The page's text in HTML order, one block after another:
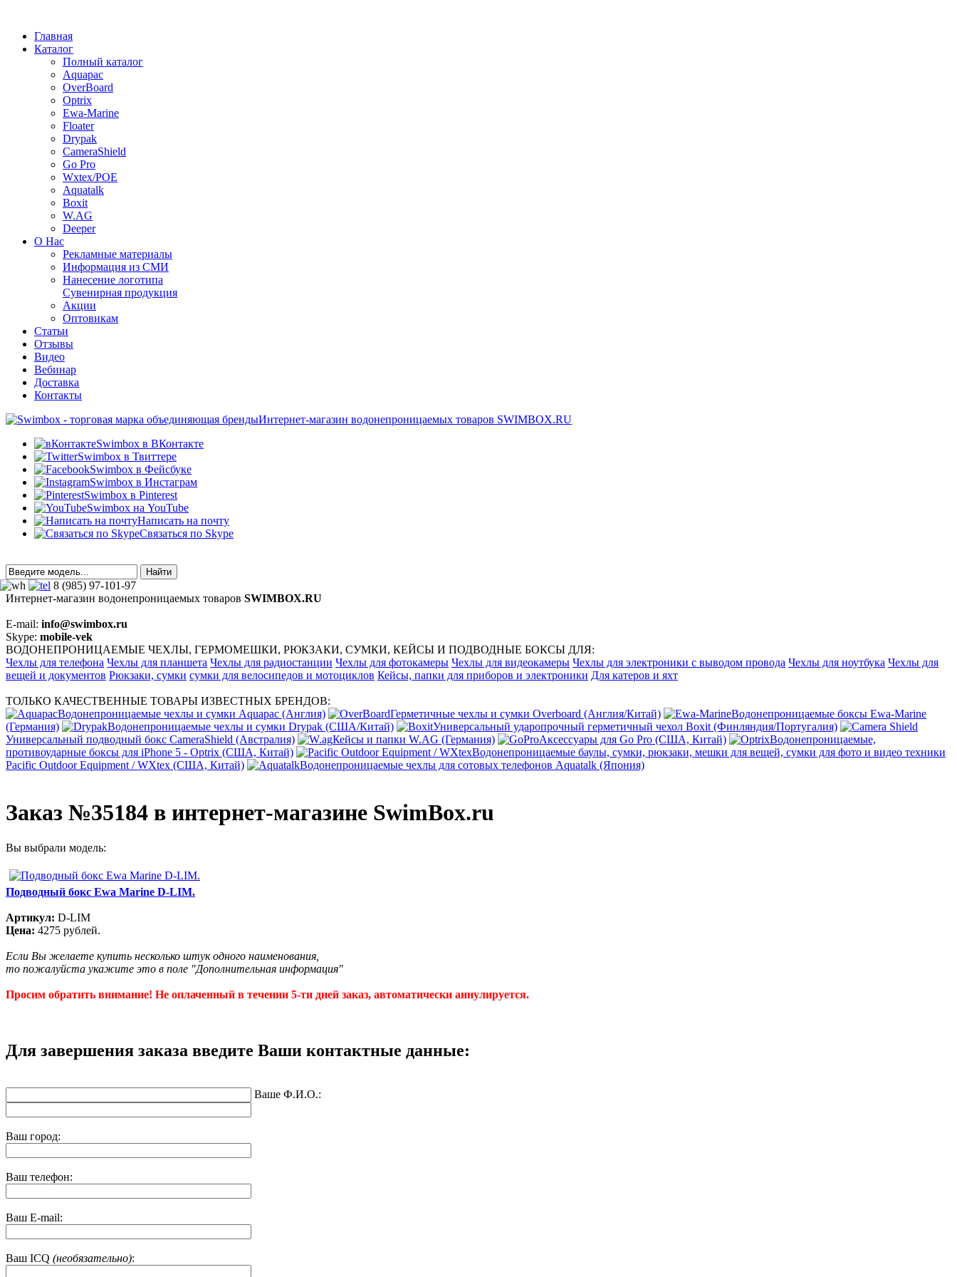
Главная
Каталог
Полный каталог
Aquapac
OverBoard
Optrix
Ewa-Marine
Floater
Drypak
CameraShield
Go Pro
Wxtex/POE
Aquatalk
Boxit
W.AG
Deeper
О Нас
Рекламные материалы
Информация из СМИ
Нанесение логотипа
Сувенирная продукция
Акции
Оптовикам
Статьи
Отзывы
Видео
Вебинар
Доставка
Контакты
Интернет-магазин водонепроницаемых товаров SWIMBOX.RU
Swimbox в ВКонтакте
Swimbox в Твиттере
Swimbox в Фейсбуке
Swimbox в Инстаграм
Swimbox в Pinterest
Swimbox на YouTube
Написать на почту
Связаться по Skype
8 (985) 97-101-97
Интернет-магазин водонепроницаемых товаров SWIMBOX.RU
E-mail: info@swimbox.ru
Skype: mobile-vek
ВОДОНЕПРОНИЦАЕМЫЕ ЧЕХЛЫ, ГЕРМОМЕШКИ, РЮКЗАКИ, СУМКИ, КЕЙСЫ И ПОДВОДНЫЕ БОКСЫ ДЛЯ:
Чехлы для телефона Чехлы для планшета Чехлы для радиостанции Чехлы для фотокамеры Чехлы для видеокамеры Чехлы для электроники с выводом провода Чехлы для ноутбука Чехлы для
вещей и документов Рюкзаки, сумки сумки для велосипедов и мотоциклов Кейсы, папки для приборов и электроники Для катеров и яхт
ТОЛЬКО КАЧЕСТВЕННЫЕ ТОВАРЫ ИЗВЕСТНЫХ БРЕНДОВ:
Водонепроницаемые чехлы и сумки Aquapac (Англия)
Герметичные чехлы и сумки Overboard (Англия/Китай)
Водонепроницаемые боксы Ewa-Marine
(Германия)
Водонепроницаемые чехлы и сумки Drypak (США/Китай)
Универсальный ударопрочный герметичный чехол Boxit (Финляндия/Португалия)
Универсальный подводный бокс CameraShield (Австралия)
Кейсы и папки W.AG (Германия) Аксессуары для Go Pro (США, Китай)
Водонепроницаемые,
противоударные боксы для iPhone 5 - Optrix (США, Китай)
Водонепроницаемые баулы, сумки, рюкзаки, мешки для вещей, сумки для фото и видео техники
Pacific Outdoor Equipment / WXtex (США, Китай)
Водонепроницаемые чехлы для сотовых телефонов Aquatalk (Япония)
Заказ №35184 в интернет-магазине SwimBox.ru
Вы выбрали модель:
Подводный бокс Ewa Marine D-LIM.
Артикул: D-LIM
Цена: 4275 рублей.
Если Вы желаете купить несколько штук одного наименования,
то пожалуйста укажите это в поле "Дополнительная информация"
Просим обратить внимание! Не оплаченный в течении 5-ти дней заказ, автоматически аннулируется.
Для завершения заказа введите Ваши контактные данные:
Ваше Ф.И.О.:
Ваш город:
Ваш телефон:
Ваш E-mail:
Ваш ICQ (необязательно):